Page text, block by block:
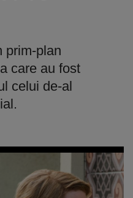
prim-plan
care au fost
celui de-al